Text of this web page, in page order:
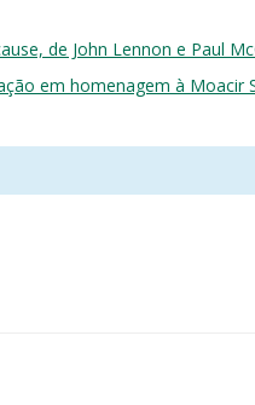
de John Lennon e Paul
em homenagem à Moacir